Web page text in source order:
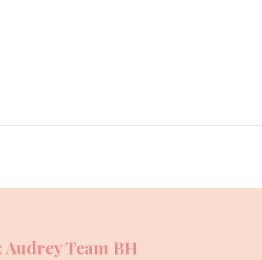
Team BH